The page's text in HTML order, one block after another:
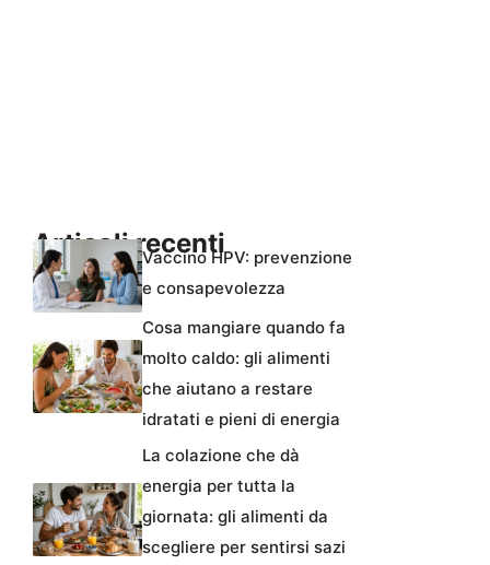
Articoli recentiVaccino HPV: prevenzione
e consapevolezza
Cosa mangiare quando fa
molto caldo: gli alimenti
che aiutano a restare
idratati e pieni di energia
La colazione che dà
energia per tutta la
giornata: gli alimenti da
scegliere per sentirsi sazi